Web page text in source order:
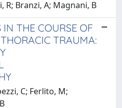
R; Branzi, A; Magnani, B
THE COURSE OF
TRAUMA:
C; Ferlito, M;